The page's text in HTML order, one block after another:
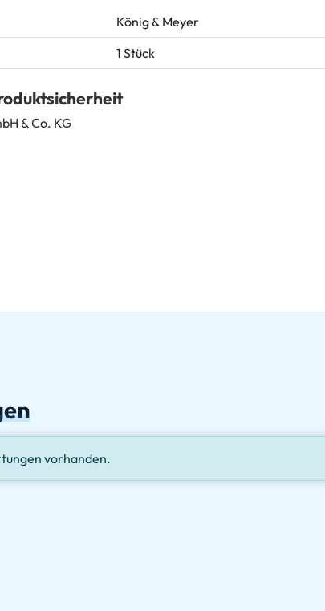
König & Meyer
1 Stück
& Co. KG
vorhanden.